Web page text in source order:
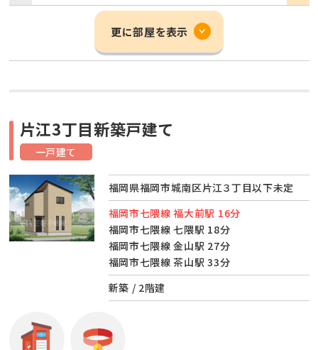
更に部屋を表示
一戸建て
片江3丁目新築戸建て
福岡県福岡市城南区片江３丁目以下未定
福岡市七隈線 福大前駅 16分
福岡市七隈線 七隈駅 18分
福岡市七隈線 金山駅 27分
福岡市七隈線 茶山駅 33分
新築 / 2階建